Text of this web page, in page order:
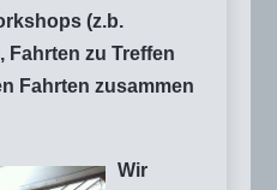
(z.b.
Fahrten zu Treffen
Fahrten zusammen
Wir